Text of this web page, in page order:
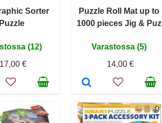
Sorter
Puzzle
(12)
17,00 €
Puzzle Roll Mat up to
1000 pieces Jig & Puz
Varastossa (5)
14,00 €